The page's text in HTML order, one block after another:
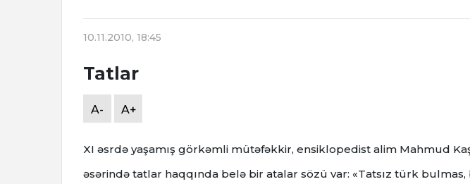
10.11.2010, 18:45
Tatlar
A- A+
XI əsrdə yaşamış görkəmli mütəfəkkir, ensiklopedist alim Mahmud
əsərində tatlar haqqında belə bir atalar sözü var: «Tatsız türk bulmas,